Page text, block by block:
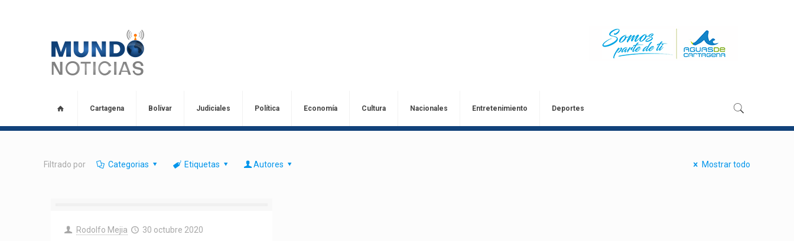
Cartagena Bolívar Judiciales Política Economía Cultura Nacionales Entretenimiento Deportes
Filtrado por Categorias Etiquetas Autores Mostrar todo
Rodolfo Mejia 30 octubre 2020